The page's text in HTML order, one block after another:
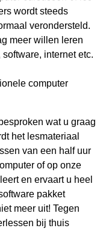
wordt steeds
verondersteld.
meer willen leren
internet etc.
computer
wat u graag
het lesmateriaal
van een half uur
of op onze
en ervaart u heel
pakket
meer uit! Tegen
bij thuis